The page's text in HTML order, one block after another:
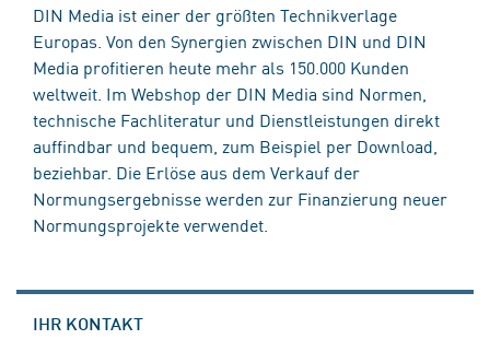
DIN Media ist einer der größten Technikverlage
Europas. Von den Synergien zwischen DIN und DIN
Media profitieren heute mehr als 150.000 Kunden
weltweit. Im Webshop der DIN Media sind Normen,
technische Fachliteratur und Dienstleistungen direkt
auffindbar und bequem, zum Beispiel per Download,
beziehbar. Die Erlöse aus dem Verkauf der
Normungsergebnisse werden zur Finanzierung neuer
Normungsprojekte verwendet.
IHR KONTAKT